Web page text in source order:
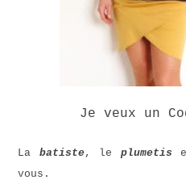
Je veux un
La batiste, le plumetis
vous.